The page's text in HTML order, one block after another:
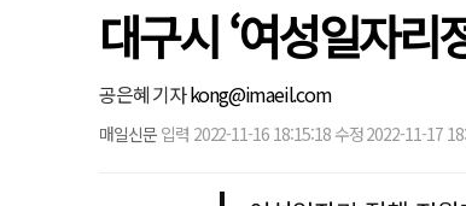
대구시 ‘여성일자리
공은혜 기자kong@imaeil.com
매일신문 입력 2022-11-16 18:15:18 수정 2022-11-17